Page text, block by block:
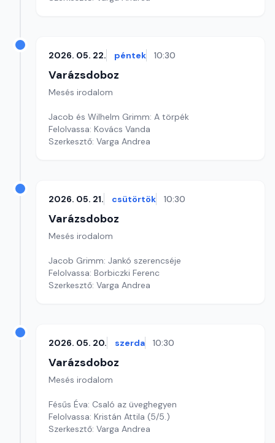
2026. 05. 22. péntek 10:30
Varázsdoboz
Mesés irodalom
Jacob és Wilhelm Grimm: A törpék
Felolvassa: Kovács Vanda
Szerkesztő: Varga Andrea
2026. 05. 21. csütörtök 10:30
Varázsdoboz
Mesés irodalom
Jacob Grimm: Jankó szerencséje
Felolvassa: Borbiczki Ferenc
Szerkesztő: Varga Andrea
2026. 05. 20. szerda 10:30
Varázsdoboz
Mesés irodalom
Fésűs Éva: Csaló az üveghegyen
Felolvassa: Kristán Attila (5/5.)
Szerkesztő: Varga Andrea